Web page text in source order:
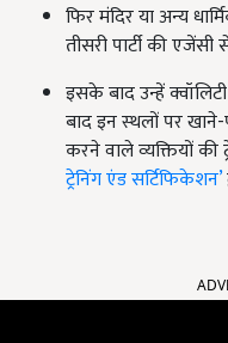
फिर मंदिर या अन्‍य
तीसरी पार्टी की
इसके बाद उन्‍हें
बाद इन स्‍थलों पर
करने वाले व्‍यक्तियों की
ट्रेनिंग एंड सर्टिफिकेशन’